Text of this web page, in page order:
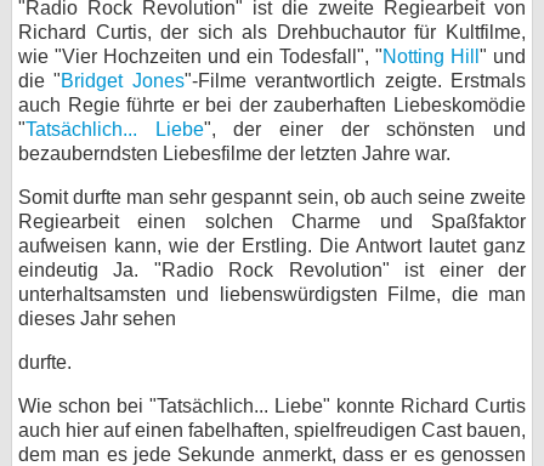
"Radio Rock Revolution" ist die zweite Regiearbeit von
Richard Curtis, der sich als Drehbuchautor für Kultfilme,
wie "Vier Hochzeiten und ein Todesfall", "Notting Hill " und
die "Bridget Jones"-Filme verantwortlich zeigte. Erstmals
auch Regie führte er bei der zauberhaften Liebeskomödie
"Tatsächlich... Liebe", der einer der schönsten und
bezauberndsten Liebesfilme der letzten Jahre war.
Somit durfte man sehr gespannt sein, ob auch seine zweite
Regiearbeit einen solchen Charme und Spaßfaktor
aufweisen kann, wie der Erstling. Die Antwort lautet ganz
eindeutig Ja. "Radio Rock Revolution" ist einer der
unterhaltsamsten und liebenswürdigsten Filme, die man
dieses Jahr sehen
durfte.
Wie schon bei "Tatsächlich... Liebe" konnte Richard Curtis
auch hier auf einen fabelhaften, spielfreudigen Cast bauen,
dem man es jede Sekunde anmerkt, dass er es genossen